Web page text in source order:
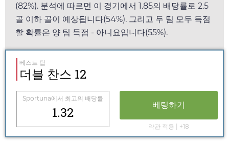
(82%). 분석에 따르면 이 경기에서 1.85의 배당률로 2.5
골 이하 골이 예상됩니다(54%). 그리고 두 팀 모두 득점
할 확률은 양 팀 득점 - 아니요입니다(55%).
베스트 팁
더블 찬스 12
Sportuna에서 최고의 배당률
1.32 베팅하기
약관 적용 | +18